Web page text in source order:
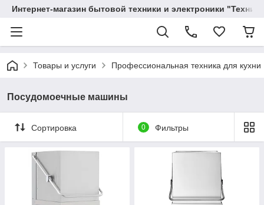
Интернет-магазин бытовой техники и электроники
Товары и услуги Профессиональная техника для кухни
Посудомоечные машины
Сортировка 0 Фильтры